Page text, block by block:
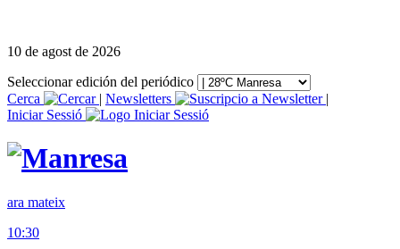
10 de agost de 2026
Seleccionar edición del periódico
Cerca
| Newsletters
|
Iniciar Sessió
ara mateix
10:30